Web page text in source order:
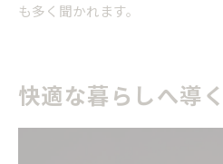
も多く聞かれます。
快適な暮らしへ導